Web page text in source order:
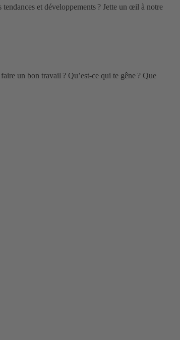
et développements ? Jette un œil à notre
un bon travail ? Qu’est-ce qui te gêne ? Que